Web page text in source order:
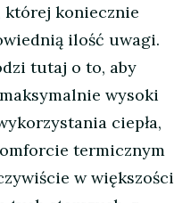
której koniecznie
ilość uwagi.
tutaj o to, aby
wysoki
ciepła,
termicznym
w większości